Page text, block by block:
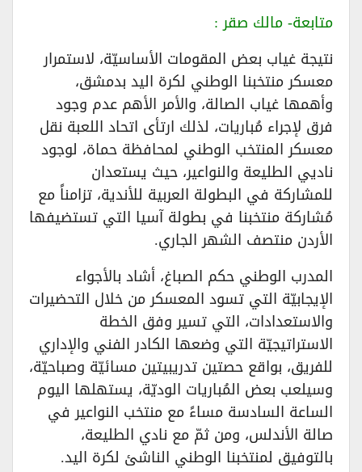
متابعة- مالك صقر :
نتيجة غياب بعض المقومات الأساسيّة، لاستمرار
معسكر منتخبنا الوطني لكرة اليد بدمشق،
وأهمها غياب الصالة، والأمر الأهم عدم وجود
فرق لإجراء مُباريات، لذلك ارتأى اتحاد اللعبة نقل
معسكر المنتخب الوطني لمحافظة حماة، لوجود
ناديي الطليعة والنواعير، حيث يستعدان
للمشاركة في البطولة العربية للأندية، تزامناً مع
مُشاركة منتخبنا في بطولة آسيا التي تستضيفها
الأردن منتصف الشهر الجاري.
المدرب الوطني حكم الصباغ، أشاد بالأجواء
الإيجابيّة التي تسود المعسكر من خلال التحضيرات
والاستعدادات، التي تسير وفق الخطة
الاستراتيجيّة التي وضعها الكادر الفني والإداري
للفريق، بواقع حصتين تدريبيتين مسائيّة وصباحيّة،
وسيلعب بعض المُباريات الوديّة، يستهلها اليوم
الساعة السادسة مساءً مع منتخب النواعير في
صالة الأندلس، ومن ثمّ مع نادي الطليعة،
بالتوفيق لمنتخبنا الوطني الناشئ لكرة اليد.